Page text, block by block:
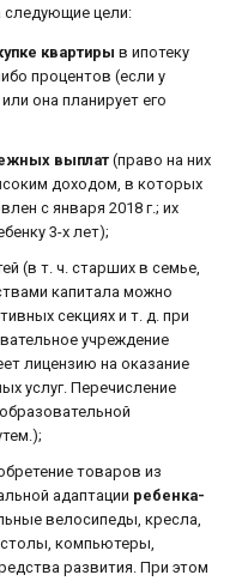
следующие цели:
квартиры в ипотеку
процентов (если у
она планирует его
выплат (право на них
доходом, в которых
с января 2018 г.; их
3-х лет);
(в т. ч. старших в семье,
капитала можно
секциях и т. д. при
учреждение
лицензию на оказание
услуг. Перечисление
товаров из
адаптации ребенка-
велосипеды, кресла,
компьютеры,
развития. При этом